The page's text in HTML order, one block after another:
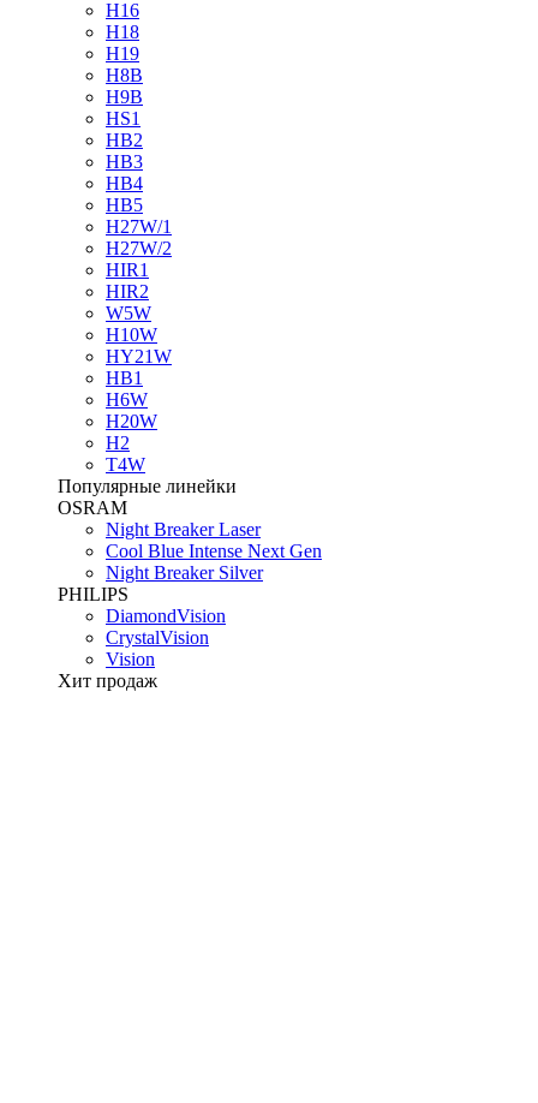
H16
H18
H19
H8B
H9B
HS1
HB2
HB3
HB4
HB5
H27W/1
H27W/2
HIR1
HIR2
W5W
H10W
HY21W
HB1
H6W
H20W
H2
T4W
Популярные линейки
OSRAM
Night Breaker Laser
Cool Blue Intense Next Gen
Night Breaker Silver
PHILIPS
DiamondVision
CrystalVision
Vision
Хит продаж